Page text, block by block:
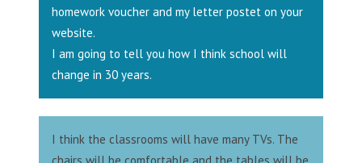
homework voucher and my letter postet on your
website.
I am going to tell you how I think school will
change in 30 years.
I think the classrooms will have many TVs. The
chairs will be comfortable and the tables will be